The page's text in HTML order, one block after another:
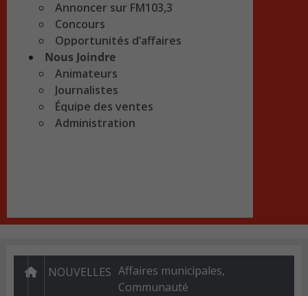
Annoncer sur FM103,3
Concours
Opportunités d’affaires
Nous Joindre
Animateurs
Journalistes
Équipe des ventes
Administration
NOUVELLES Affaires municipales,
Communauté